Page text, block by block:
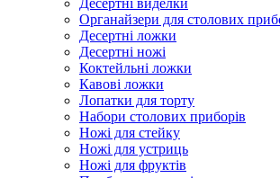
Органайзери для столових
Десертні ложки
Десертні ножі
Коктейльні ложки
Кавові ложки
Лопатки для торту
Набори столових приборів
Ножі для стейку
Ножі для устриць
Ножі для фруктів